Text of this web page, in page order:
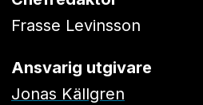
Frasse Levinsson
Ansvarig utgivare
Jonas Källgren